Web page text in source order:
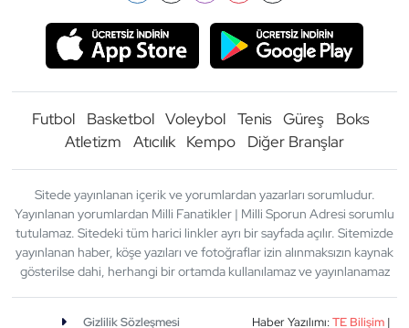
Futbol Basketbol Voleybol Tenis Güreş
Boks
Atletizm
Atıcılık Kempo Diğer Branşlar
Sitede yayınlanan içerik ve yorumlardan yazarları sorumludur.
Yayınlanan yorumlardan Milli Fanatikler | Milli Sporun Adresi sorumlu
tutulamaz. Sitedeki tüm harici linkler ayrı bir sayfada açılır. Sitemizde
yayınlanan haber, köşe yazıları ve fotoğraflar izin alınmaksızın kaynak
gösterilse dahi, herhangi bir ortamda kullanılamaz ve yayınlanamaz
Gizlilik Sözleşmesi Haber Yazılımı:TE Bilişim|